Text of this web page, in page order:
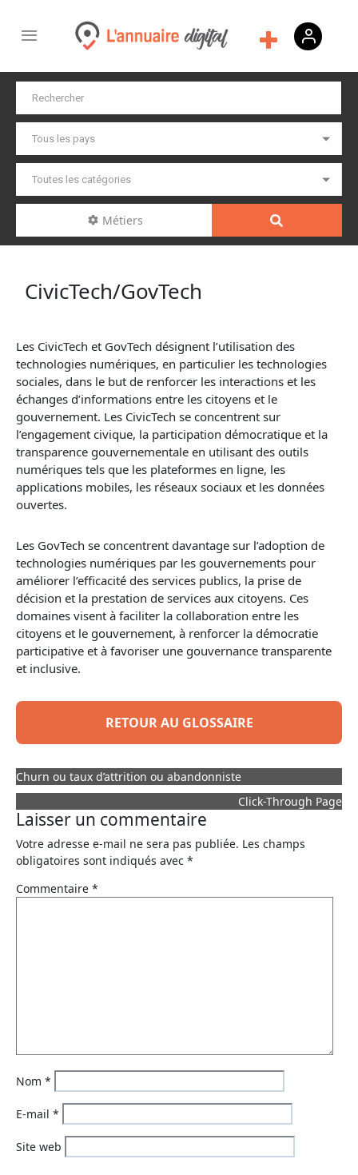
Métiers
CivicTech/GovTech
Les CivicTech et GovTech désignent l’utilisation des
technologies numériques, en particulier les technologies
sociales, dans le but de renforcer les interactions et les
échanges d’informations entre les citoyens et le
gouvernement. Les CivicTech se concentrent sur
l’engagement civique, la participation démocratique et la
transparence gouvernementale en utilisant des outils
numériques tels que les plateformes en ligne, les
applications mobiles, les réseaux sociaux et les données
ouvertes.
Les GovTech se concentrent davantage sur l’adoption de
technologies numériques par les gouvernements pour
améliorer l’efficacité des services publics, la prise de
décision et la prestation de services aux citoyens. Ces
domaines visent à faciliter la collaboration entre les
citoyens et le gouvernement, à renforcer la démocratie
participative et à favoriser une gouvernance transparente
et inclusive.
RETOUR AU GLOSSAIRE
Churn ou taux d’attrition ou abandonniste
Click-Through Page
Laisser un commentaire
Votre adresse e-mail ne sera pas publiée. Les champs
obligatoires sont indiqués avec *
Commentaire *
Nom *
E-mail *
Site web